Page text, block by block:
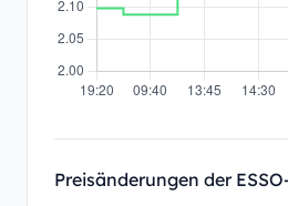
Preisänderungen der